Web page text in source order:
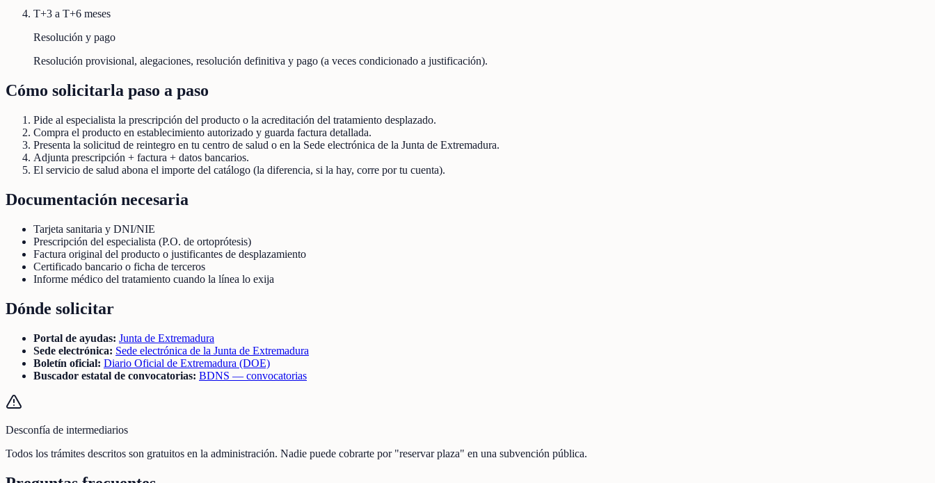
T+3 a T+6 meses
Resolución y pago
Resolución provisional, alegaciones, resolución definitiva y pago (a veces condicionado a justificación).
Cómo solicitarla paso a paso
Pide al especialista la prescripción del producto o la acreditación del tratamiento desplazado.
Compra el producto en establecimiento autorizado y guarda factura detallada.
Presenta la solicitud de reintegro en tu centro de salud o en la Sede electrónica de la Junta de Extremadura.
Adjunta prescripción + factura + datos bancarios.
El servicio de salud abona el importe del catálogo (la diferencia, si la hay, corre por tu cuenta).
Documentación necesaria
Tarjeta sanitaria y DNI/NIE
Prescripción del especialista (P.O. de ortoprótesis)
Factura original del producto o justificantes de desplazamiento
Certificado bancario o ficha de terceros
Informe médico del tratamiento cuando la línea lo exija
Dónde solicitar
Portal de ayudas: Junta de Extremadura
Sede electrónica: Sede electrónica de la Junta de Extremadura
Boletín oficial: Diario Oficial de Extremadura (DOE)
Buscador estatal de convocatorias: BDNS — convocatorias
Desconfía de intermediarios
Todos los trámites descritos son gratuitos en la administración. Nadie puede cobrarte por "reservar plaza" en una subvención pública.